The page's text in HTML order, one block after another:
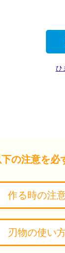
ひ
の注意を必
作る時の注
刃物の使い